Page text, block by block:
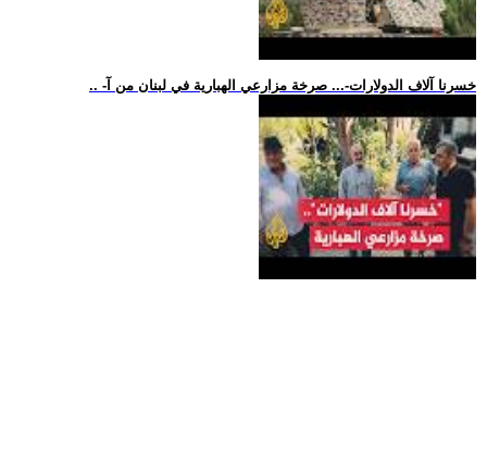
.. -خسرنا آلاف الدولارات-... صرخة مزارعي الهبارية في لبنان من آ